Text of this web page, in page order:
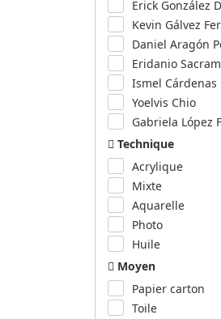
Erick González
Kevin Gálvez
Daniel Aragón
Eridanio
Ismel Cárdenas
Yoelvis Chio
Gabriela López
Technique
Acrylique
Mixte
Aquarelle
Photo
Huile
Moyen
Papier carton
Toile